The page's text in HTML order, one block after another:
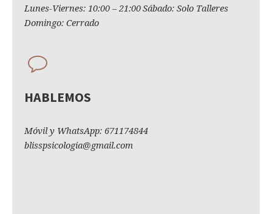
Lunes-Viernes: 10:00 – 21:00Sábado: Solo Talleres
Domingo: Cerrado
HABLEMOS
Móvil y WhatsApp: 671174844
blisspsicologia@gmail.com